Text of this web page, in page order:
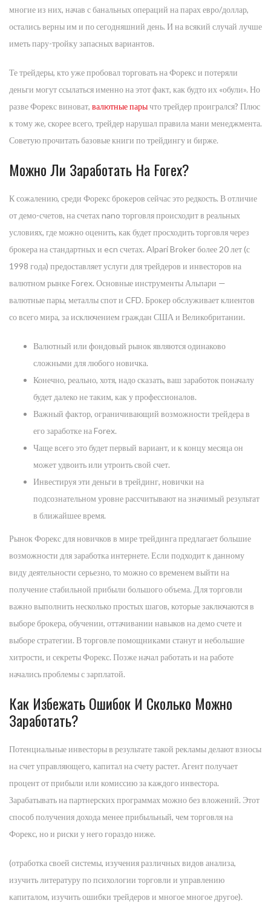
многие из них, начав с банальных операций на парах евро/доллар,
остались верны им и по сегодняшний день. И на всякий случай лучше
иметь пару-тройку запасных вариантов.
Те трейдеры, кто уже пробовал торговать на Форекс и потеряли
деньги могут ссылаться именно на этот факт, как будто их «обули». Но
разве Форекс виноват, валютные парычто трейдер проигрался? Плюс
к тому же, скорее всего, трейдер нарушал правила мани менеджмента.
Советую прочитать базовые книги по трейдингу и бирже.
Можно Ли Заработать На Forex?
К сожалению, среди Форекс брокеров сейчас это редкость. В отличие
от демо-счетов, на счетах nano торговля происходит в реальных
условиях, где можно оценить, как будет просходить торговля через
брокера на стандартных и ecn счетах. Alpari Broker более 20 лет (с
1998 года) предоставляет услуги для трейдеров и инвесторов на
валютном рынке Forex. Основные инструменты Альпари —
валютные пары, металлы спот и CFD. Брокер обслуживает клиентов
со всего мира, за исключением граждан США и Великобритании.
Валютный или фондовый рынок являются одинаково
сложными для любого новичка.
Конечно, реально, хотя, надо сказать, ваш заработок поначалу
будет далеко не таким, как у профессионалов.
Важный фактор, ограничивающий возможности трейдера в
его заработке на Forex.
Чаще всего это будет первый вариант, и к концу месяца он
может удвоить или утроить свой счет.
Инвестируя эти деньги в трейдинг, новички на
подсознательном уровне рассчитывают на значимый результат
в ближайшее время.
Рынок Форекс для новичков в мире трейдинга предлагает большие
возможности для заработка интернете. Если подходит к данному
виду деятельности серьезно, то можно со временем выйти на
получение стабильной прибыли большого объема. Для торговли
важно выполнить несколько простых шагов, которые заключаются в
выборе брокера, обучении, оттачивании навыков на демо счете и
выборе стратегии. В торговле помощниками станут и небольшие
хитрости, и секреты Форекс. Позже начал работать и на работе
начались проблемы с зарплатой.
Как Избежать Ошибок И Сколько Можно
Заработать?
Потенциальные инвесторы в результате такой рекламы делают взносы
на счет управляющего, капитал на счету растет. Агент получает
процент от прибыли или комиссию за каждого инвестора.
Зарабатывать на партнерских программах можно без вложений. Этот
способ получения дохода менее прибыльный, чем торговля на
Форекс, но и риски у него гораздо ниже.
(отработка своей системы, изучения различных видов анализа,
изучить литературу по психологии торговли и управлению
капиталом, изучить ошибки трейдеров и многое многое другое).